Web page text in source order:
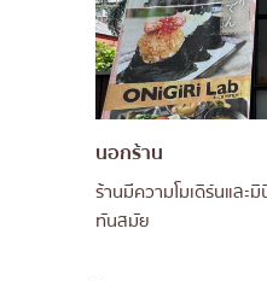
นอกร้าน
ร้านมีความโมเดิร์นแล
ทันสมัย